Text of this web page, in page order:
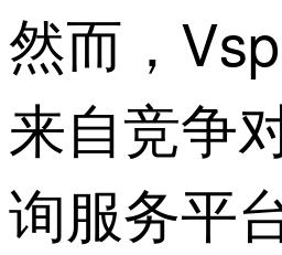
然而，
来自竞争
询服务平